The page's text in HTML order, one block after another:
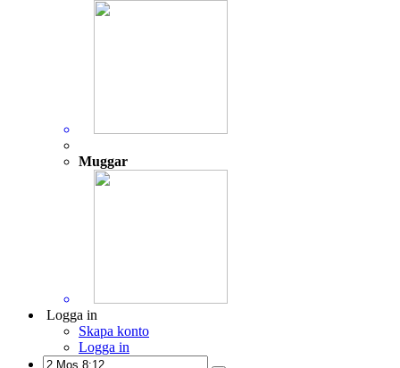
Muggar
Logga in
Skapa konto
Logga in